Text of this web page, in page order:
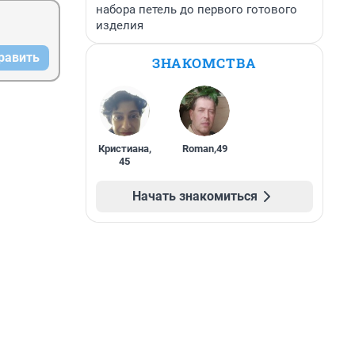
набора петель до первого готового
изделия
ЗНАКОМСТВА
Кристиана,
45
Roman,49
Начать знакомиться